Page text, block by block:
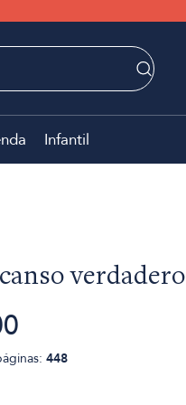
Infantil
verdadero
448